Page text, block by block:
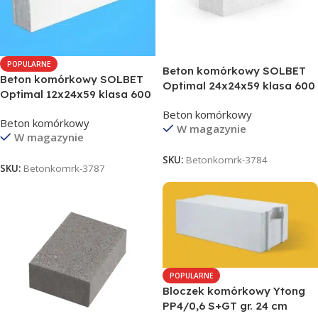
POPULARNE
Beton komórkowy SOLBET
Optimal 12x24x59 klasa 600
Beton komórkowy
W magazynie
SKU: Betonkomrk-3787
Beton komórkowy SOLBET
Optimal 24x24x59 klasa 600
Beton komórkowy
W magazynie
SKU: Betonkomrk-3784
POPULARNE
Bloczek komórkowy Ytong
PP4/0,6 S+GT gr. 24 cm